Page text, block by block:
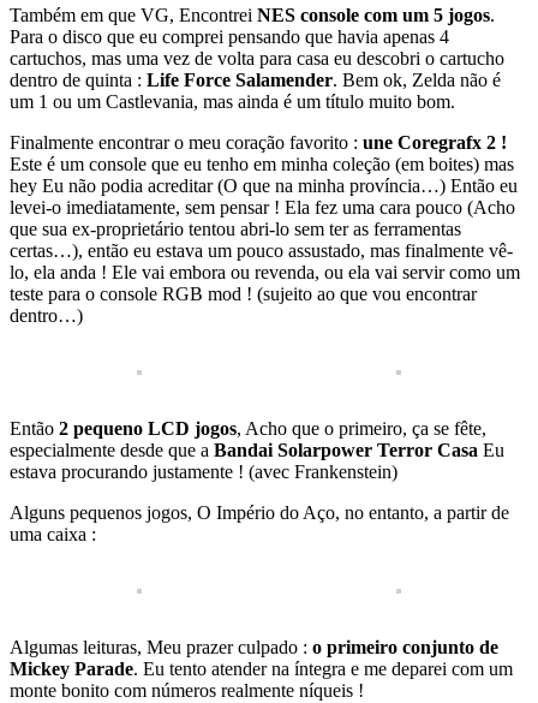
Também em que VG, Encontrei NES console com um 5 jogos.
Para o disco que eu comprei pensando que havia apenas 4
cartuchos, mas uma vez de volta para casa eu descobri o cartucho
dentro de quinta : Life Force Salamender. Bem ok, Zelda não é
um 1 ou um Castlevania, mas ainda é um título muito bom.
Finalmente encontrar o meu coração favorito : une Coregrafx 2 !
Este é um console que eu tenho em minha coleção (em boites) mas
hey Eu não podia acreditar (O que na minha província…) Então eu
levei-o imediatamente, sem pensar ! Ela fez uma cara pouco (Acho
que sua ex-proprietário tentou abri-lo sem ter as ferramentas
certas…), então eu estava um pouco assustado, mas finalmente vê-
lo, ela anda ! Ele vai embora ou revenda, ou ela vai servir como um
teste para o console RGB mod ! (sujeito ao que vou encontrar
dentro…)
Então 2 pequeno LCD jogos, Acho que o primeiro, ça se fête,
especialmente desde que a Bandai Solarpower Terror Casa Eu
estava procurando justamente ! (avec Frankenstein)
Alguns pequenos jogos, O Império do Aço, no entanto, a partir de
uma caixa :
Algumas leituras, Meu prazer culpado : o primeiro conjunto de
Mickey Parade. Eu tento atender na íntegra e me deparei com um
monte bonito com números realmente níqueis !